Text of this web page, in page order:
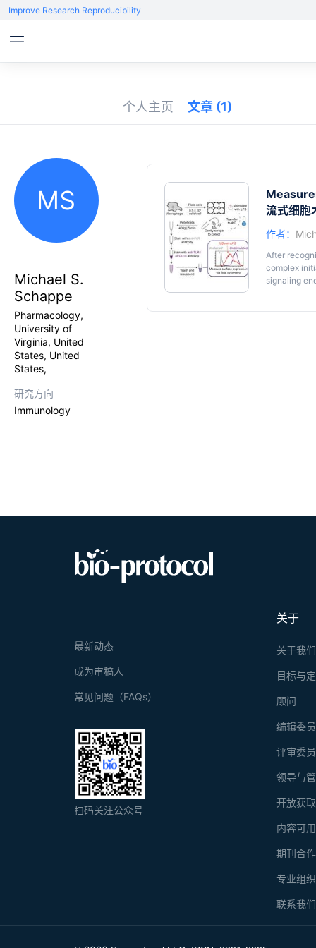
Improve Research Reproducibility
个人主页 文章 (1)
MS
Michael S.
Schappe
Pharmacology,
University of
Virginia, United
States, United
States,
研究方向
Immunology
流式细胞
作者：
After
complex
signaling
关于
关于我们
目标与
顾问
编辑委
评审委
领导与
开放获
内容可
期刊合
专业组
联系我们
最新动态
成为审稿人
常见问题（FAQs）
扫码关注公众号